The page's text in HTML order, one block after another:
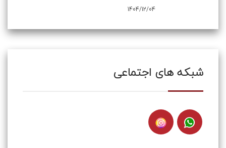
1404/12/04
شبکه های اجتماعی